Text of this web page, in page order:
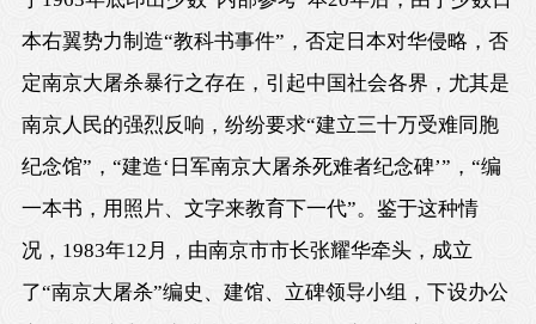
本右翼势力制造“教科书事件”，否定日本对华侵略，否
定南京大屠杀暴行之存在，引起中国社会各界，尤其是
南京人民的强烈反响，纷纷要求“建立三十万受难同胞
纪念馆”，“建造‘日军南京大屠杀死难者纪念碑’”，“编
一本书，用照片、文字来教育下一代”。鉴于这种情
况，1983年12月，由南京市市长张耀华牵头，成立
了“南京大屠杀”编史、建馆、立碑领导小组，下设办公